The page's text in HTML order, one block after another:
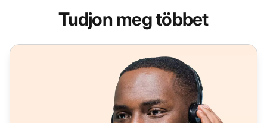
Tudjon meg többet
Funkciókban gazdag telefonszoftver